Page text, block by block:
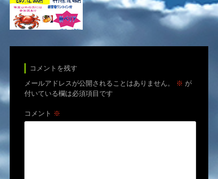
コメントを残す
メールアドレスが公開されることはありません。
※ が
付いている欄は必須項目です
コメント ※